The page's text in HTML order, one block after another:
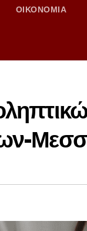
ΟΙΚΟΝΟΜΙΑ